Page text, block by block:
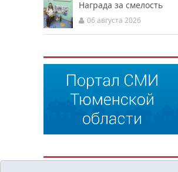
Награда за смелость
06 августа 2026